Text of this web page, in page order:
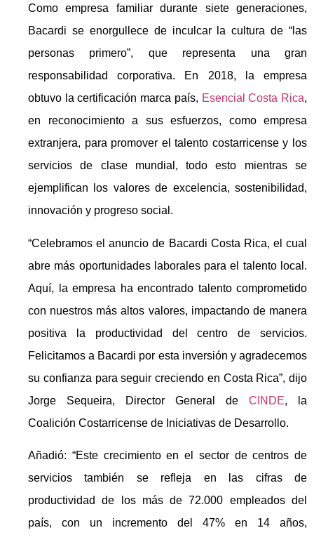
Como empresa familiar durante siete generaciones,
Bacardi se enorgullece de inculcar la cultura de “las
personas primero”, que representa una gran
responsabilidad corporativa. En 2018, la empresa
obtuvo la certificación marca país, Esencial Costa Rica,
en reconocimiento a sus esfuerzos, como empresa
extranjera, para promover el talento costarricense y los
servicios de clase mundial, todo esto mientras se
ejemplifican los valores de excelencia, sostenibilidad,
innovación y progreso social.
“Celebramos el anuncio de Bacardi Costa Rica, el cual
abre más oportunidades laborales para el talento local.
Aquí, la empresa ha encontrado talento comprometido
con nuestros más altos valores, impactando de manera
positiva la productividad del centro de servicios.
Felicitamos a Bacardi por esta inversión y agradecemos
su confianza para seguir creciendo en Costa Rica”, dijo
Jorge Sequeira, Director General de CINDE, la
Coalición Costarricense de Iniciativas de Desarrollo.
Añadió: “Este crecimiento en el sector de centros de
servicios también se refleja en las cifras de
productividad de los más de 72.000 empleados del
país, con un incremento del 47% en 14 años,